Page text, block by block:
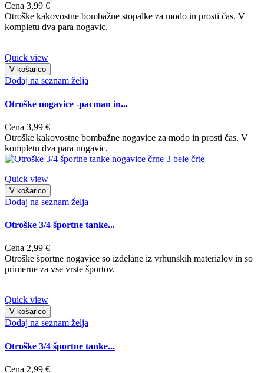
Cena 3,99 €
Otroške kakovostne bombažne stopalke za modo in prosti čas. V
kompletu dva para nogavic.
Quick view
V košarico
Dodaj na seznam želja
Otroške nogavice -pacman in...
Cena 3,99 €
Otroške kakovostne bombažne nogavice za modo in prosti čas. V
kompletu dva para nogavic.
Quick view
V košarico
Dodaj na seznam želja
Otroške 3/4 športne tanke...
Cena 2,99 €
Otroške športne nogavice so izdelane iz vrhunskih materialov in so
primerne za vse vrste športov.
Quick view
V košarico
Dodaj na seznam želja
Otroške 3/4 športne tanke...
Cena 2,99 €